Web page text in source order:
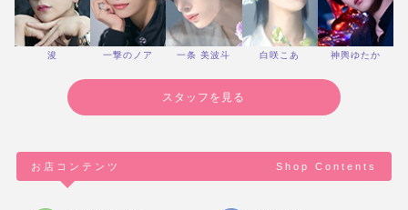
浚 一撃のノア 一条 美波斗 白咲こあ 神輿ゆたか
スタッフを見る
Shop Contents
お店コンテンツ